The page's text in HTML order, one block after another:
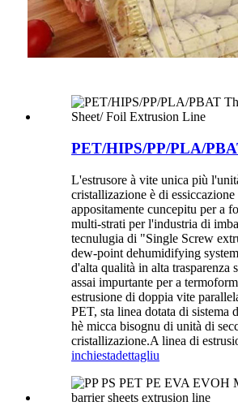
PET/HIPS/PP/PLA/
L'estrusore à vite unica più
cristallizazione è di essiccazione
appositamente cuncepitu per a
multi-strati per l'industria di
tecnulugia di "Single Screw
dew-point dehumidifying
d'alta qualità in alta trasparenza
assai impurtante per a
estrusione di doppia vite
PET, sta linea dotata di sistema
hè micca bisognu di unità di
cristallizazione.A linea di
inchiestadettagliu